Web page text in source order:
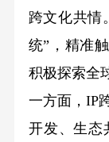
跨文化共情
统”，精准
积极探索全
一方面，IP
开发、生态